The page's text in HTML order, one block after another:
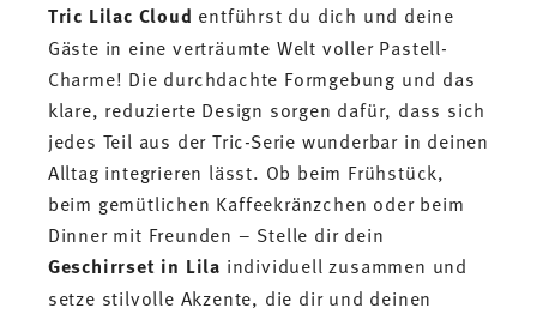
Tric Lilac Cloud entführst du dich und deine
Gäste in eine verträumte Welt voller Pastell-
Charme! Die durchdachte Formgebung und das
klare, reduzierte Design sorgen dafür, dass sich
jedes Teil aus der Tric-Serie wunderbar in deinen
Alltag integrieren lässt. Ob beim Frühstück,
beim gemütlichen Kaffeekränzchen oder beim
Dinner mit Freunden – Stelle dir dein
Geschirrset in Lila individuell zusammen und
setze stilvolle Akzente, die dir und deinen